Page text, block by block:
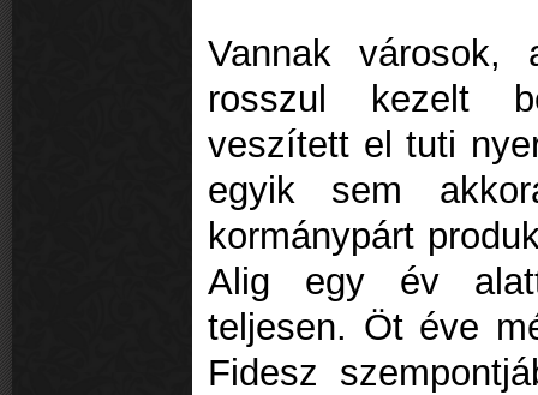
Vannak városok,
rosszul kezelt
veszített el tuti
egyik sem
kormánypárt
Alig egy év
teljesen. Öt éve
Fidesz